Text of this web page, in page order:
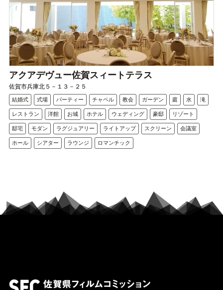
アクアデヴュー佐賀スィートテラス
佐賀市兵庫北５－１３－２５
結婚式 式場 パーティー チャペル 教会 ガーデン 庭 水 滝
レストラン 洋館 お城 ホテル ウェディング 豪邸 リゾート
邸宅 モダン ラグジュアリー ライトアップ スクリーン 会議室
ホール シアター ラウンジ ロマンチック